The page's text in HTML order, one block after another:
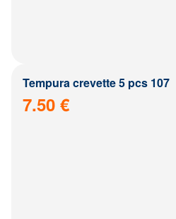
Tempura crevette 5 pcs 107
7.50 €